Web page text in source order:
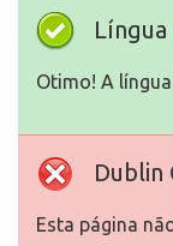
Língua
Otimo! A
Dublin
Esta página